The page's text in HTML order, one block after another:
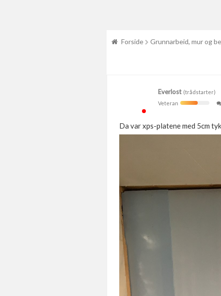
Forside Grunnarbeid, mur og
Everlost(trådstarter)
Veteran
Da var xps-platene med 5cm